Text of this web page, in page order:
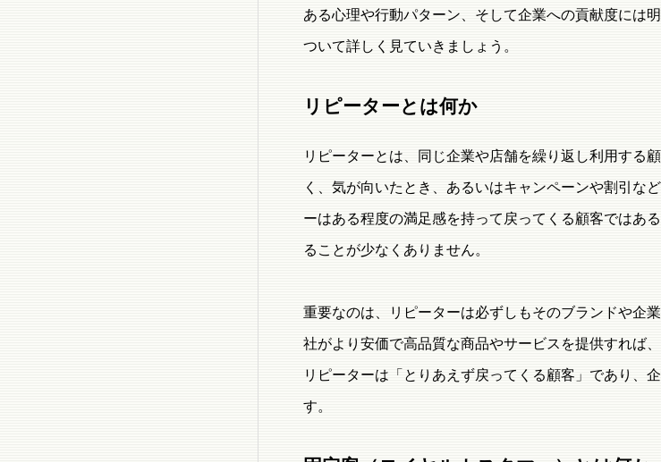
ある心理や行動パターン、そして企業への貢献度には
ついて詳しく見ていきましょう。
リピーターとは何か
リピーターとは、同じ企業や店舗を繰り返し利用する
く、気が向いたとき、あるいはキャンペーンや割引な
ーはある程度の満足感を持って戻ってくる顧客ではあ
ることが少なくありません。
重要なのは、リピーターは必ずしもそのブランドや企
社がより安価で高品質な商品やサービスを提供すれば
リピーターは「とりあえず戻ってくる顧客」であり、
す。